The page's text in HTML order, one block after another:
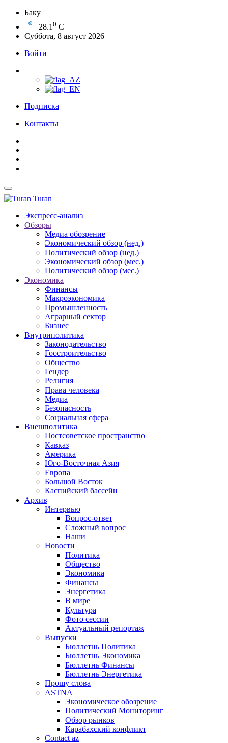
Баку
28.1 0 C
Суббота, 8 август 2026
Войти
Подписка
Контакты
Turan
Экспресс-анализ
Обзоры
Медиа обозрение
Экономический обзор (нед.)
Политический обзор (нед.)
Экономический обзор (мес.)
Политический обзор (мес.)
Экономика
Финансы
Макроэкономика
Промышленность
Аграрный сектор
Бизнес
Внутриполитика
Законодательство
Госстроительство
Общество
Гендер
Религия
Права человека
Медиа
Безопасность
Социальная сфера
Внешполитика
Постсоветское пространство
Кавказ
Америка
Юго-Восточная Азия
Европа
Большой Восток
Каспийский бассейн
Архив
Интервью
Вопрос-ответ
Сложный вопрос
Наши
Новости
Политика
Общество
Экономика
Финансы
Энергетика
В мире
Культура
Фото сессии
Актуальный репортаж
Выпуски
Бюллетнь Политика
Бюллетнь Экономика
Бюллетнь Финансы
Бюллетнь Энергетика
Прошу слова
ASTNA
Экономическое обозрение
Политический Мониторинг
Обзор рынков
Карабахский конфликт
Contact az